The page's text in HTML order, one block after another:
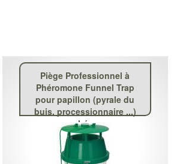
Piège Professionnel à
Phéromone Funnel Trap
pour papillon (pyrale du
buis, processionnaire ...)
sans phéromone